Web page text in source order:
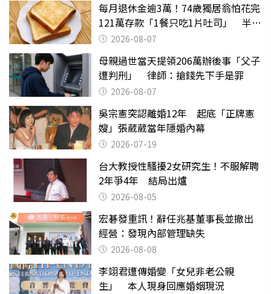
每月退休金逾3萬！74歲獨居翁怕花完
121萬存款「1餐只吃1片吐司」 半年
後暴瘦嚇壞女兒
2026-08-07
母親過世當天提領206萬辦後事「父子
遭判刑」 律師：搶錢先下手是罪
2026-08-07
吳宗憲突認離婚12年 起底「正牌憲
嫂」張葳葳當年隱婚內幕
2026-07-19
台大教授性騷擾2女研究生！不服解聘
2年爭4年 結局出爐
2026-08-05
宏碁發重訊！辭任兆基董事長並撤出
經營：發現內部管理缺失
2026-08-08
李翊君遭傳婚變「女兒非老公親
生」 本人現身回應婚姻現況